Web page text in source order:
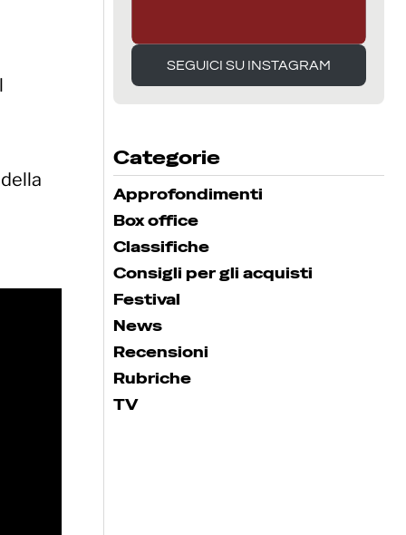
SEGUICI SU INSTAGRAM
SEGUICI SU INSTAGRAM
Categorie
Approfondimenti
Box office
Classifiche
Consigli per gli acquisti
Festival
News
Recensioni
Rubriche
TV